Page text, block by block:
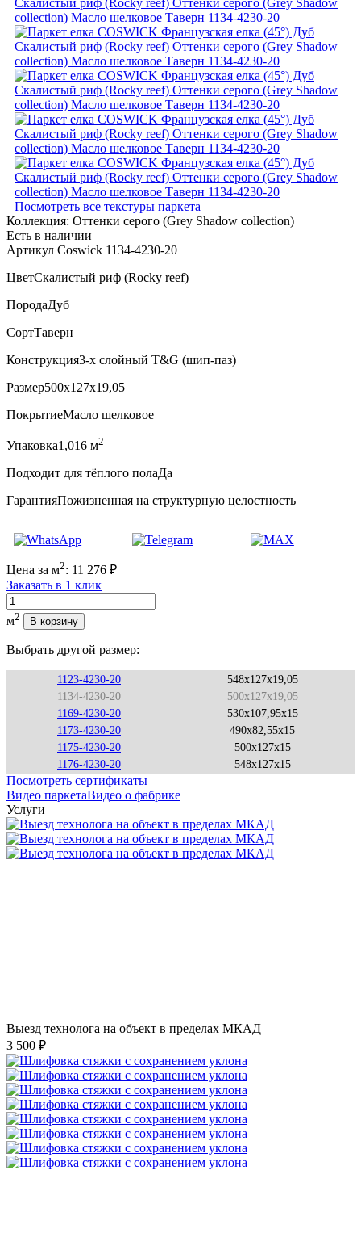
Посмотреть все текстуры паркета
Коллекция: Оттенки серого (Grеy Shadow collection)
Есть в наличии
Артикул Coswick 1134-4230-20
ЦветСкалистый риф (Rocky reef)
ПородаДуб
СортТаверн
Конструкция3-х слойный T&G (шип-паз)
Размер500x127x19,05
ПокрытиеМасло шелковое
Упаковка1,016 м2
Подходит для тёплого полаДа
ГарантияПожизненная на структурную целостность
Цена за м2: 11 276 ₽
Заказать в 1 клик
Количество
м2 В корзину
Выбрать другой размер:
1123-4230-20
548x127x19,05
1134-4230-20
500x127x19,05
1169-4230-20
530x107,95x15
1173-4230-20
490x82,55x15
1175-4230-20
500x127x15
1176-4230-20
548x127x15
Посмотреть сертификаты
Видео паркетаВидео о фабрике
Услуги
Выезд технолога на объект в пределах МКАД
3 500 ₽